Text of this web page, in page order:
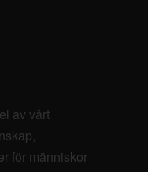
av vårt
för människor